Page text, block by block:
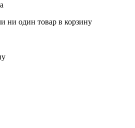
ни один товар в корзину